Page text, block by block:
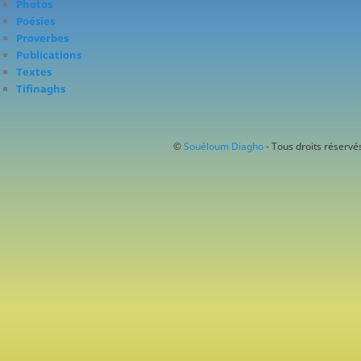
Photos
Poésies
Proverbes
Publications
Textes
Tifinaghs
© Souéloum Diagho- Tous droits